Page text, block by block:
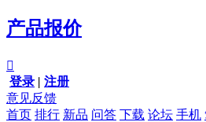
产品报价

登录 | 注册
意见反馈
首页 排行 新品 问答 下载 论坛 手机